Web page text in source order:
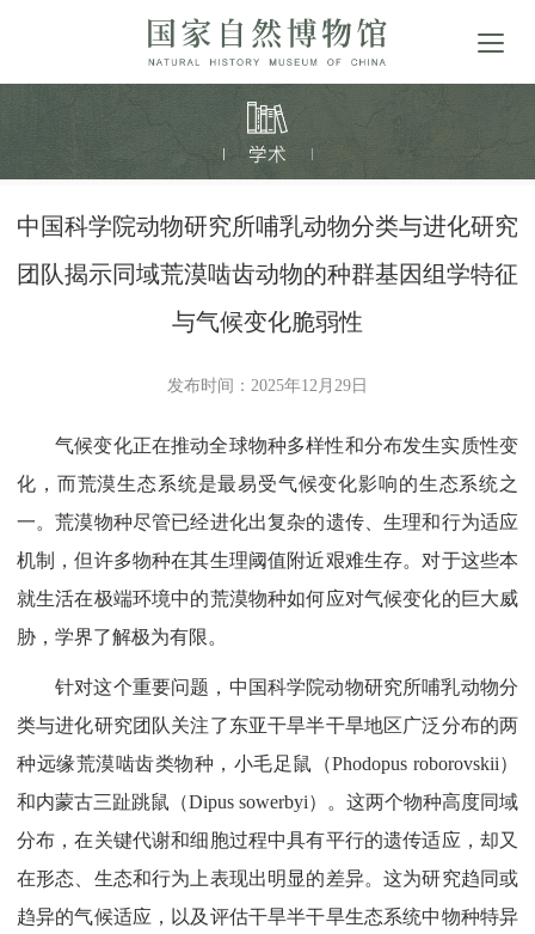
中国科学院动物研究所哺乳动物分类与进化研究
团队揭示同域荒漠啮齿动物的种群基因组学特征
与气候变化脆弱性
发布时间：2025年12月29日
气候变化正在推动全球物种多样性和分布发生实质性变
化，而荒漠生态系统是最易受气候变化影响的生态系统之
一。荒漠物种尽管已经进化出复杂的遗传、生理和行为适应
机制，但许多物种在其生理阈值附近艰难生存。对于这些本
就生活在极端环境中的荒漠物种如何应对气候变化的巨大威
胁，学界了解极为有限。
针对这个重要问题，中国科学院动物研究所哺乳动物分
类与进化研究团队关注了东亚干旱半干旱地区广泛分布的两
种远缘荒漠啮齿类物种，小毛足鼠（Phodopus roborovskii）
和内蒙古三趾跳鼠（Dipus sowerbyi）。这两个物种高度同域
分布，在关键代谢和细胞过程中具有平行的遗传适应，却又
在形态、生态和行为上表现出明显的差异。这为研究趋同或
趋异的气候适应，以及评估干旱半干旱生态系统中物种特异